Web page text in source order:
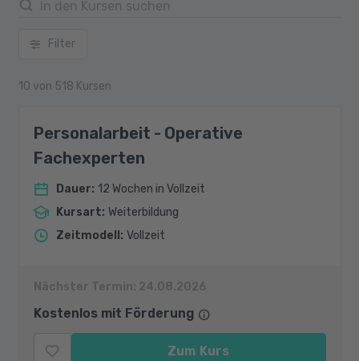
Filter
10 von 518 Kursen
Personalarbeit - Operative
Fachexperten
Dauer: 12 Wochen in Vollzeit
Kursart: Weiterbildung
Zeitmodell : Vollzeit
Nächster Termin: 24.08.2026
Kostenlos mit Förderung
Zum Kurs